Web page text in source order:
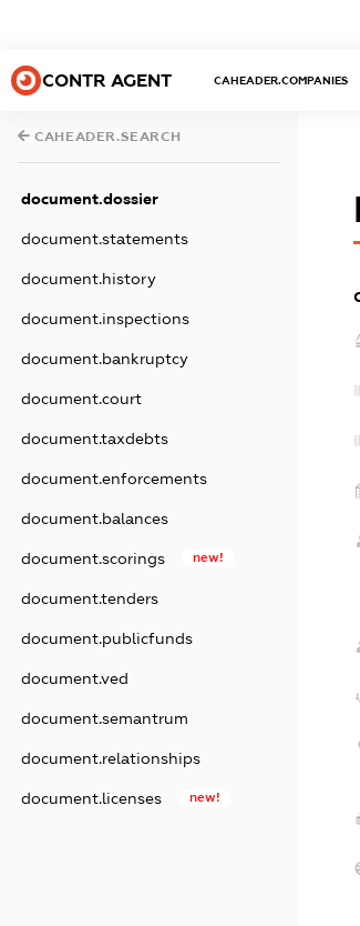
CONTR AGENT CAHEADER.COMPANIES
CAHEADER.SEARCH
document.dossier
document.statements
document.history
document.inspections
document.bankruptcy
document.court
document.taxdebts
document.enforcements
document.balances
document.scorings new!
document.tenders
document.publicfunds
document.ved
document.semantrum
document.relationships
document.licenses new!